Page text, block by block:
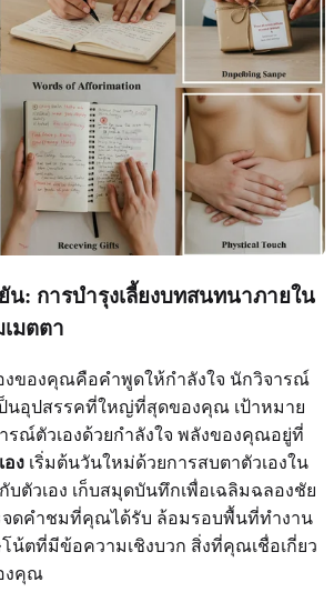
: การบำรุงเลี้ยงบทสนทนาภายใน
มตตา
งของคุณคือคำพูดให้กำลังใจ นักวิจารณ์
นอุปสรรคที่ใหญ่ที่สุดของคุณ เป้าหมาย
รณ์ตัวเองด้วยกำลังใจ พลังของคุณอยู่ที่
อง เริ่มต้นวันใหม่ด้วยการสบตาตัวเองใน
บตัวเอง เก็บสมุดบันทึกเพื่อเฉลิมฉลองชัย
จดคำชมที่คุณได้รับ ล้อมรอบพื้นที่ทำงาน
น้ตที่มีข้อความเชิงบวก สิ่งที่คุณเชื่อเกี่ยว
งคุณ